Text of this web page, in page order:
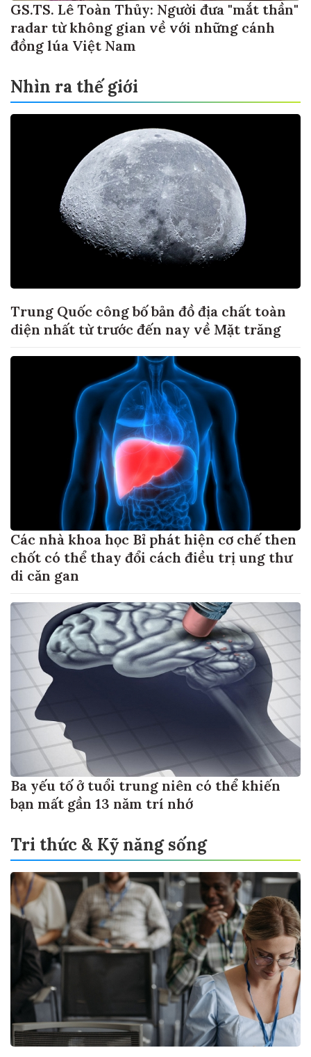
GS.TS. Lê Toàn Thủy: Người đưa "mắt thần"
radar từ không gian về với những cánh
đồng lúa Việt Nam
Nhìn ra thế giới
Trung Quốc công bố bản đồ địa chất toàn
diện nhất từ trước đến nay về Mặt trăng
Các nhà khoa học Bỉ phát hiện cơ chế then
chốt có thể thay đổi cách điều trị ung thư
di căn gan
Ba yếu tố ở tuổi trung niên có thể khiến
bạn mất gần 13 năm trí nhớ
Tri thức & Kỹ năng sống